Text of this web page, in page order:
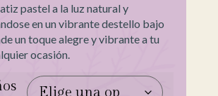
pastel a la luz natural y
en un vibrante destello bajo
un toque alegre y vibrante a tu
ocasión.